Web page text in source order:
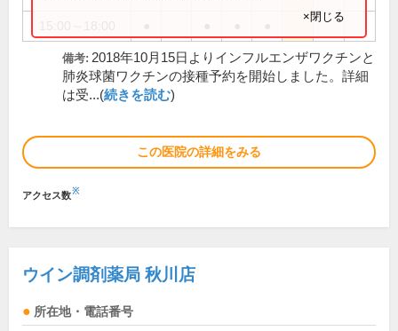
×閉じる
備考: 2018年10月15日よりインフルエンザワクチンと
肺炎球菌ワクチンの接種予約を開始しました。詳細
は受...(続きを読む)
この医院の詳細をみる
アクセス数※
ウイン調剤薬局 秋川店
所在地・電話番号